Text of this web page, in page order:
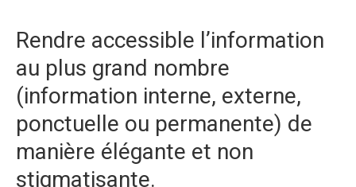
Rendre accessible l’information
au plus grand nombre
(information interne, externe,
ponctuelle ou permanente) de
manière élégante et non
stigmatisante.